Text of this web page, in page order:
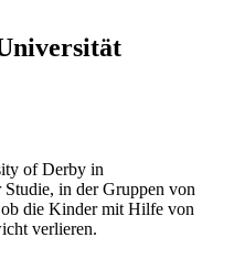
of Derby in
in der Gruppen von
die Kinder mit Hilfe von
verlieren.